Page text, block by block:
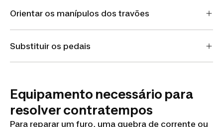
Orientar os manípulos dos travões
Substituir os pedais
Equipamento necessário para
resolver contratempos
Para reparar um furo, uma quebra de corrente ou